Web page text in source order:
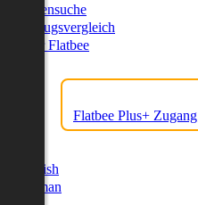
Kartensuche
Umzugsvergleich
Über Flatbee
Flatbee Plus+ Zugang
English
German